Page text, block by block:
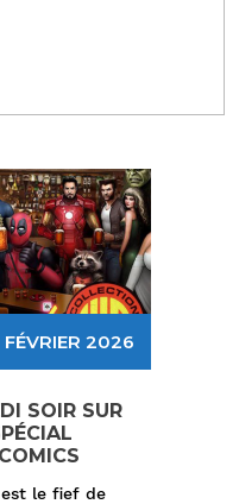
FÉVRIER 2026
SOIR SUR
est le fief de